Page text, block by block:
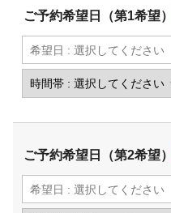
ご予約希望日（第1希望）
ご予約希望日（第2希望）